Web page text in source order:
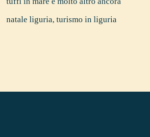
natale liguria,turismo in liguria